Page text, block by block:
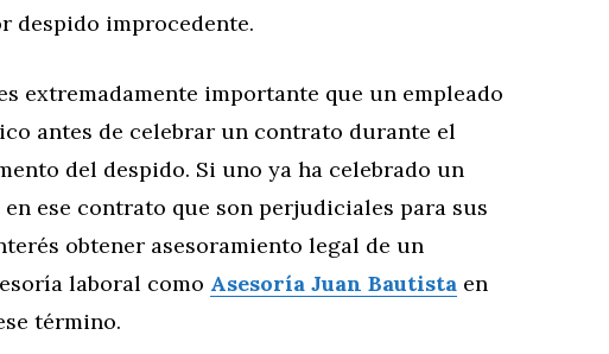
despido improcedente.
extremadamente importante que un empleado
antes de celebrar un contrato durante el
del despido. Si uno ya ha celebrado un
ese contrato que son perjudiciales para sus
obtener asesoramiento legal de un
laboral como Asesoría Juan Bautista en
término.